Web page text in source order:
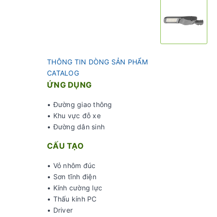
THÔNG TIN DÒNG SẢN PHẨM
CATALOG
ỨNG DỤNG
• Đường giao thông
• Khu vực đỗ xe
•Đường dân sinh
CẤU TẠO
• Vỏ nhôm đúc
• Sơn tĩnh điện
• Kính cường lực
• Thấu kính PC
• Driver